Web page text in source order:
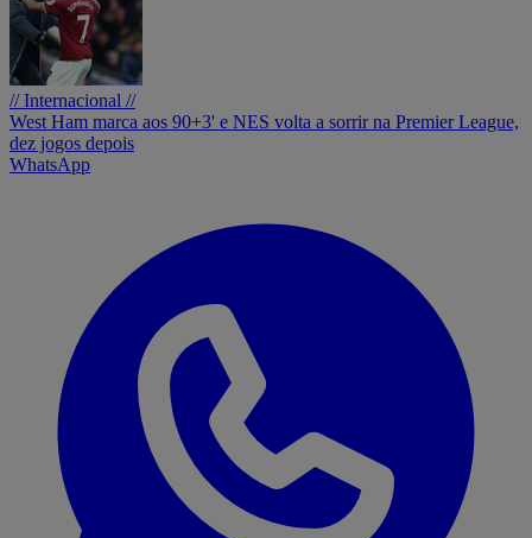
// Internacional //
West Ham marca aos 90+3' e NES volta a sorrir na Premier League,
dez jogos depois
WhatsApp